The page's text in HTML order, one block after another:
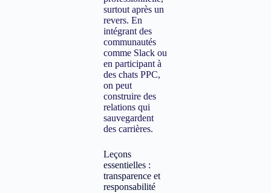
surtout après un
revers. En
intégrant des
communautés
comme Slack ou
en participant à
des chats PPC,
on peut
construire des
relations qui
sauvegardent
des carrières.
Leçons
essentielles :
transparence et
responsabilité